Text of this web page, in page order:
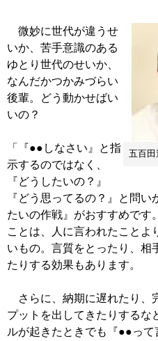
五百田
微妙に世代が違うせ
いか、苦手意識のある
ゆとり世代のせいか、
なんだかつかみづらい
後輩。どう動かせばい
いの？
「『●●しなさい』と指
示するのではなく、
『どうしたいの？』
『どう思ってるの？』と問い
たいの作戦』がおすすめです
ことは、人に言われたことよ
いもの。言質をとったり、相
たりする効果もあります。
さらに、納期に遅れたり、
プットを出してきたりするな
ルが起きたときでも『●●って